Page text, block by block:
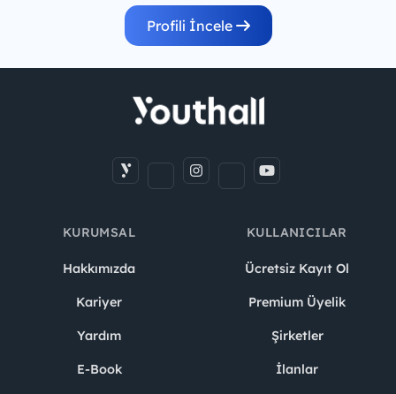
Profili İncele
KURUMSAL
Hakkımızda
Kariyer
Yardım
E-Book
KULLANICILAR
Ücretsiz Kayıt Ol
Premium Üyelik
Şirketler
İlanlar